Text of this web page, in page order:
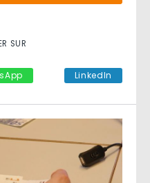
SUR
LinkedIn